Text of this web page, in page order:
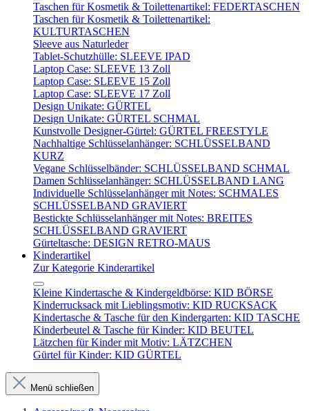
Taschen für Kosmetik & Toilettenartikel: FEDERTASCHEN
Taschen für Kosmetik & Toilettenartikel:
KULTURTASCHEN
Sleeve aus Naturleder
Tablet-Schutzhülle: SLEEVE IPAD
Laptop Case: SLEEVE 13 Zoll
Laptop Case: SLEEVE 15 Zoll
Laptop Case: SLEEVE 17 Zoll
Design Unikate: GÜRTEL
Design Unikate: GÜRTEL SCHMAL
Kunstvolle Designer-Gürtel: GÜRTEL FREESTYLE
Nachhaltige Schlüsselanhänger: SCHLÜSSELBAND
KURZ
Vegane Schlüsselbänder: SCHLÜSSELBAND SCHMAL
Damen Schlüsselanhänger: SCHLÜSSELBAND LANG
Individuelle Schlüsselanhänger mit Notes: SCHMALES
SCHLÜSSELBAND GRAVIERT
Bestickte Schlüsselanhänger mit Notes: BREITES
SCHLÜSSELBAND GRAVIERT
Gürteltasche: DESIGN RETRO-MAUS
Kinderartikel
Zur Kategorie Kinderartikel
Kleine Kindertasche & Kindergeldbörse: KID BÖRSE
Kinderrucksack mit Lieblingsmotiv: KID RUCKSACK
Kindertasche & Tasche für den Kindergarten: KID TASCHE
Kinderbeutel & Tasche für Kinder: KID BEUTEL
Lätzchen für Kinder mit Motiv: LÄTZCHEN
Gürtel für Kinder: KID GÜRTEL
Menü schließen